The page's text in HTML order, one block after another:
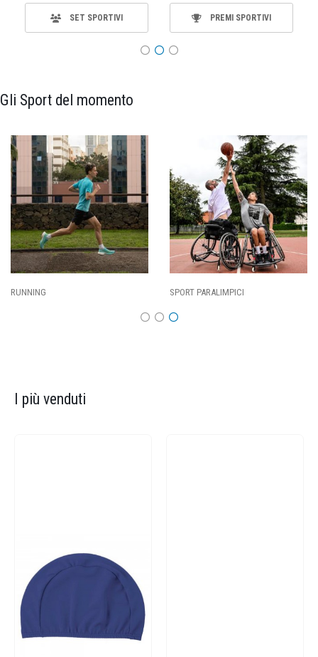
SET SPORTIVI PREMI SPORTIVI
Gli Sport del momento
SPORT PARALIMPICI CALCIO
I più venduti